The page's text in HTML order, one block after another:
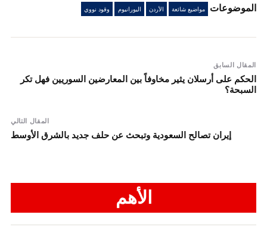
الموضوعات مواضيع شائعة الأردن اليورانيوم وقود نووي
المقال السابق
الحكم على أرسلان يثير مخاوفاً بين المعارضين السوريين فهل تكر
السبحة؟
المقال التالي
إيران تصالح السعودية وتبحث عن حلف جديد بالشرق الأوسط
الأهم